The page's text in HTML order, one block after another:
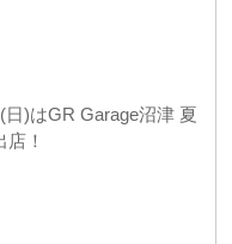
日)はGR Garage沼津 夏
店！